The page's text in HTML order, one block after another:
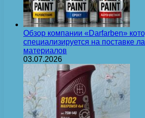
Обзор компании «Darfarben»
специализируется на поставке
материалов
03.07.2026